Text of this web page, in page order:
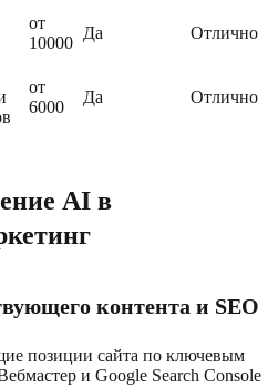
от
10000
Да Отлично
от
6000
Да Отлично
AI в
контента и SEO
позиции сайта по ключевым
и Google Search Console